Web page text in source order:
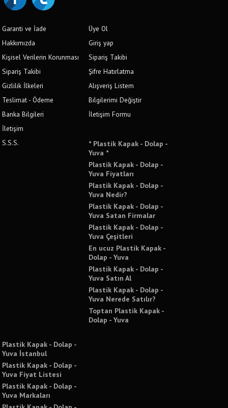
Garanti ve İade
Hakkımızda
Kişisel Verilerin Korunması
Sipariş Takibi
Gizlilik İlkeleri
Teslimat - Ödeme
Banka Bilgileri
İletişim
S.S.S.
Üye Ol
Giriş yap
Sipariş Takibi
Şifre Hatırlatma
Alışveriş Listem
Bilgilerimi Değiştir
İletişim Formu
* Plastik Kapak - Dolap -
Yuva *
Plastik Kapak - Dolap -
Yuva Fiyatları
Plastik Kapak - Dolap -
Yuva Nedir?
Plastik Kapak - Dolap -
Yuva Satan Firmalar
Plastik Kapak - Dolap -
Yuva Çeşitleri
En ucuz Plastik Kapak -
Dolap - Yuva
Plastik Kapak - Dolap -
Yuva Satın Al
Plastik Kapak - Dolap -
Yuva Nerede Satılır?
Toptan Plastik Kapak -
Dolap - Yuva
Plastik Kapak - Dolap -
Yuva İstanbul
Plastik Kapak - Dolap -
Yuva Fiyat Listesi
Plastik Kapak - Dolap -
Yuva Markaları